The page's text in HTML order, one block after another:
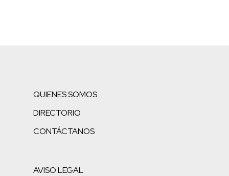
QUIENES SOMOS
DIRECTORIO
CONTÁCTANOS
AVISO LEGAL